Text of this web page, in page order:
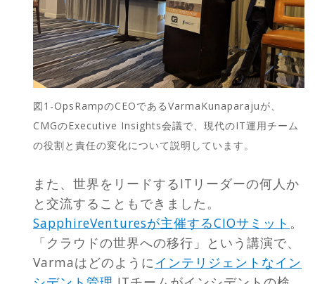
図1-OpsRampのCEOであるVarmaKunaparajuが、
CMGのExecutive Insights会議で、現代のIT運用チーム
の役割と責任の変化について説明しています。
また、世界をリードするITリーダーの何人か
と交流することもできました。
SapphireVenturesが主催するCIOサミット 。
「クラウドの世界への移行」という講演で、
Varmaはどのように インテリジェントなイン